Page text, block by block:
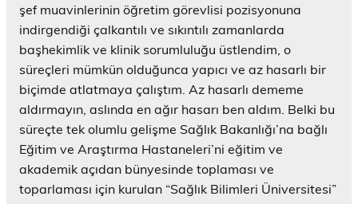
şef muavinlerinin öğretim görevlisi pozisyonuna
indirgendiği çalkantılı ve sıkıntılı zamanlarda
başhekimlik ve klinik sorumluluğu üstlendim, o
süreçleri mümkün olduğunca yapıcı ve az hasarlı bir
biçimde atlatmaya çalıştım. Az hasarlı dememe
aldırmayın, aslında en ağır hasarı ben aldım. Belki bu
süreçte tek olumlu gelişme Sağlık Bakanlığı’na bağlı
Eğitim ve Araştırma Hastaneleri’ni eğitim ve
akademik açıdan bünyesinde toplaması ve
toparlaması için kurulan “Sağlık Bilimleri Üniversitesi”